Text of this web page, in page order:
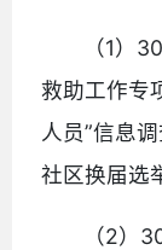
（1）
救助工作专
人员”信息
社区换届选
（2）